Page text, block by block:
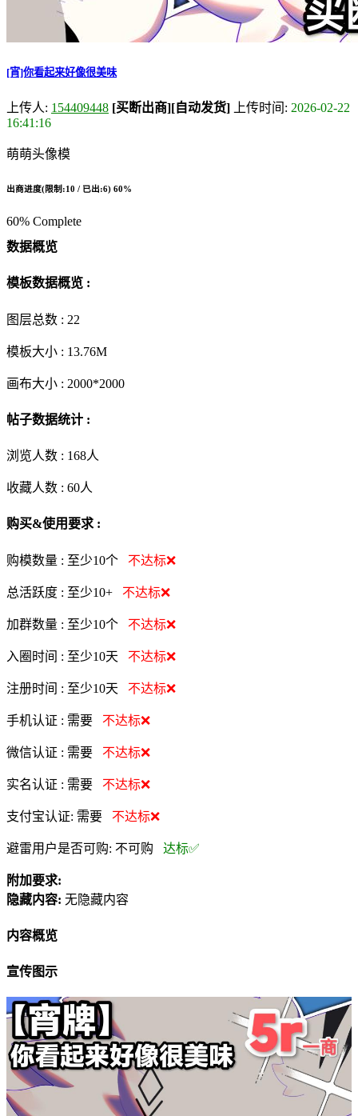
[宵]你看起来好像很美味
上传人: 154409448 [买断出商][自动发货] 上传时间: 2026-02-22
16:41:16
萌萌头像模
出商进度(限制:10 / 已出:6) 60%
60% Complete
数据概览
模板数据概览 :
图层总数 : 22
模板大小 : 13.76M
画布大小 : 2000*2000
帖子数据统计 :
浏览人数 : 168人
收藏人数 : 60人
购买&使用要求 :
购模数量 : 至少10个 不达标❌
总活跃度 : 至少10+ 不达标❌
加群数量 : 至少10个 不达标❌
入圈时间 : 至少10天 不达标❌
注册时间 : 至少10天 不达标❌
手机认证 : 需要 不达标❌
微信认证 : 需要 不达标❌
实名认证 : 需要 不达标❌
支付宝认证: 需要 不达标❌
避雷用户是否可购: 不可购 达标✅
附加要求:
隐藏内容: 无隐藏内容
内容概览
宣传图示